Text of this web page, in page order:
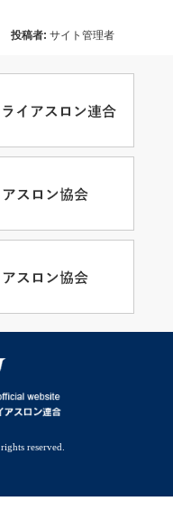
投稿者: サイト管理者
reserved.